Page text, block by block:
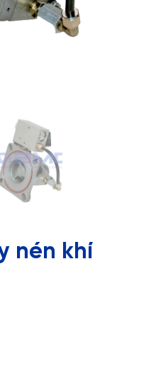
nén khí